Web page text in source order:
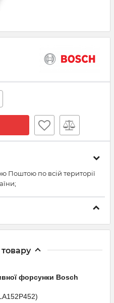
Поштою по всій території
форсунки Bosсh